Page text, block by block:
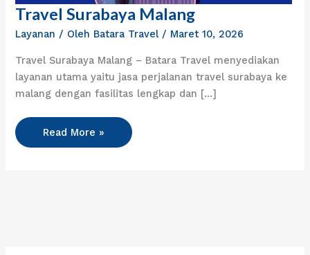
Travel Surabaya Malang
Layanan / Oleh Batara Travel / Maret 10, 2026
Travel Surabaya Malang – Batara Travel menyediakan
layanan utama yaitu jasa perjalanan travel surabaya ke
malang dengan fasilitas lengkap dan […]
Travel
Surabaya
Read More »